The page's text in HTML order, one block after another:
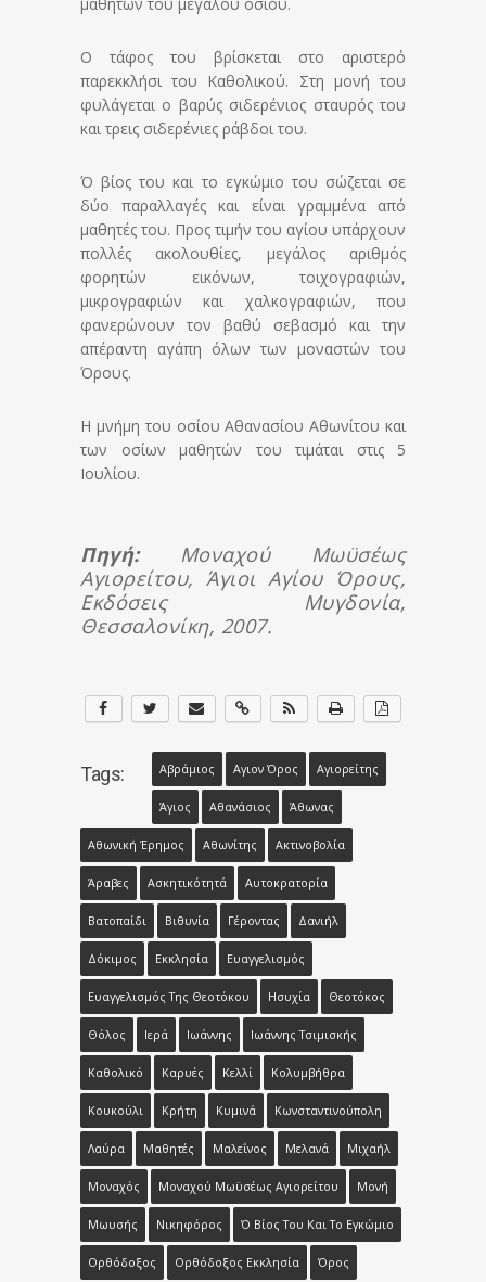
μαθητών του μεγάλου οσίου.
Ο τάφος του βρίσκεται στο αριστερό
παρεκκλήσι του Καθολικού. Στη μονή του
φυλάγεται ο βαρύς σιδερένιος σταυρός του
και τρεις σιδερένιες ράβδοι του.
Ό βίος του και το εγκώμιο του σώζεται σε
δύο παραλλαγές και είναι γραμμένα από
μαθητές του. Προς τιμήν του αγίου υπάρχουν
πολλές ακολουθίες, μεγάλος αριθμός
φορητών εικόνων, τοιχογραφιών,
μικρογραφιών και χαλκογραφιών, που
φανερώνουν τον βαθύ σεβασμό και την
απέραντη αγάπη όλων των μοναστών του
Όρους.
Η μνήμη του οσίου Αθανασίου Αθωνίτου και
των οσίων μαθητών του τιμάται στις 5
Ιουλίου.
Πηγή:Μοναχού Μωϋσέως
Αγιορείτου, Άγιοι Αγίου Όρους,
Εκδόσεις Μυγδονία,
Θεσσαλονίκη, 2007.
Tags: Αβράμιος Αγιον Όρος Αγιορείτης
Άγιος Αθανάσιος Άθωνας
Αθωνική Έρημος Αθωνίτης Ακτινοβολία
Άραβες Ασκητικότητά Αυτοκρατορία
Βατοπαίδι Βιθυνία Γέροντας Δανιήλ
Δόκιμος Εκκλησία Ευαγγελισμός
Ευαγγελισμός Της Θεοτόκου Ησυχία Θεοτόκος
Θόλος Ιερά Ιωάννης Ιωάννης Τσιμισκής
Καθολικό Καρυές Κελλί Κολυμβήθρα
Κουκούλι Κρήτη Κυμινά Κωνσταντινούπολη
Λαύρα Μαθητές Μαλεΐνος Μελανά Μιχαήλ
Μοναχός Μοναχού Μωϋσέως Αγιορείτου Μονή
Μωυσής Νικηφόρος Ό Βίος Του Και Το Εγκώμιο
Ορθόδοξος Ορθόδοξος Εκκλησία Όρος